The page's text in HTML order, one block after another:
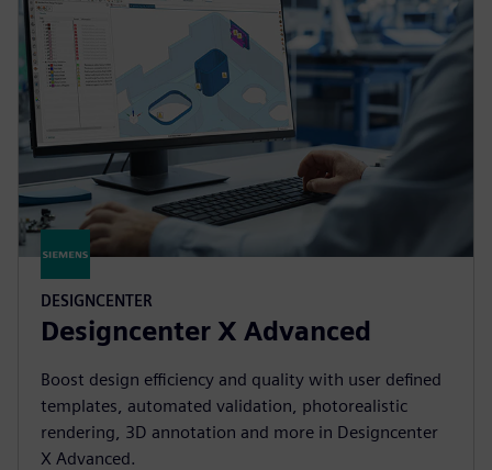
DESIGNCENTER
Designcenter X Advanced
Boost design efficiency and quality with user defined
templates, automated validation, photorealistic
rendering, 3D annotation and more in Designcenter
X Advanced.